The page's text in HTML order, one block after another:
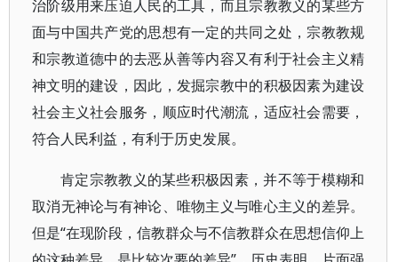
治阶级用来压迫人民的工具，而且宗教教义的某些方
面与中国共产党的思想有一定的共同之处，宗教教规
和宗教道德中的去恶从善等内容又有利于社会主义精
神文明的建设，因此，发掘宗教中的积极因素为建设
社会主义社会服务，顺应时代潮流，适应社会需要，
符合人民利益，有利于历史发展。
肯定宗教教义的某些积极因素，并不等于模糊和
取消无神论与有神论、唯物主义与唯心主义的差异。
但是“在现阶段，信教群众与不信教群众在思想信仰上